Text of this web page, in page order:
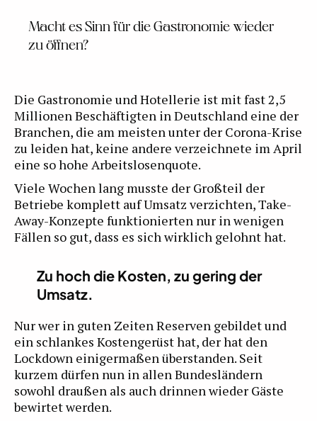
Macht es Sinn für die Gastronomie wieder
zu öffnen?
Die Gastronomie und Hotellerie ist mit fast 2,5
Millionen Beschäftigten in Deutschland eine der
Branchen, die am meisten unter der Corona-Krise
zu leiden hat, keine andere verzeichnete im April
eine so hohe Arbeitslosenquote.
Viele Wochen lang musste der Großteil der
Betriebe komplett auf Umsatz verzichten, Take-
Away-Konzepte funktionierten nur in wenigen
Fällen so gut, dass es sich wirklich gelohnt hat.
Zu hoch die Kosten, zu gering der
Umsatz.
Nur wer in guten Zeiten Reserven gebildet und
ein schlankes Kostengerüst hat, der hat den
Lockdown einigermaßen überstanden. Seit
kurzem dürfen nun in allen Bundesländern
sowohl draußen als auch drinnen wieder Gäste
bewirtet werden.